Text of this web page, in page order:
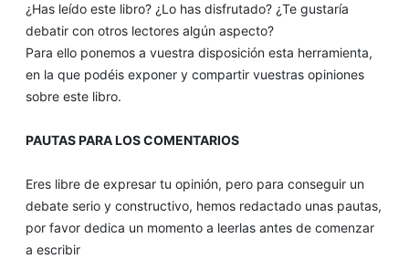
¿Has leído este libro? ¿Lo has disfrutado? ¿Te gustaría
debatir con otros lectores algún aspecto?
Para ello ponemos a vuestra disposición esta herramienta,
en la que podéis exponer y compartir vuestras opiniones
sobre este libro.
PAUTAS PARA LOS COMENTARIOS
Eres libre de expresar tu opinión, pero para conseguir un
debate serio y constructivo, hemos redactado unas pautas,
por favor dedica un momento a leerlas antes de comenzar
a escribir